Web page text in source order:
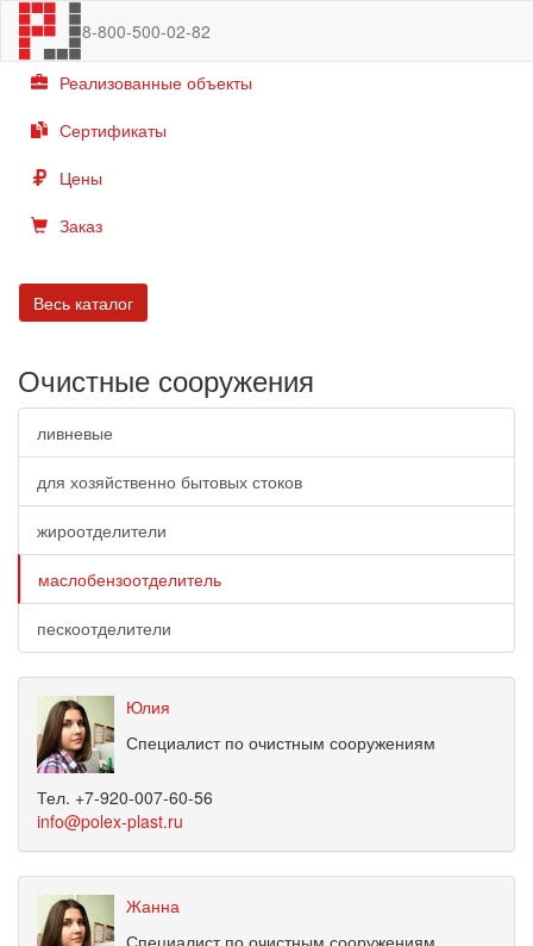
8-800-500-02-82
Каталог
Реализованные объекты
Сертификаты
Цены
Заказ
Весь каталог
Очистные сооружения
ливневые
для хозяйственно бытовых стоков
жироотделители
маслобензоотделитель
пескоотделители
Юлия
Специалист по очистным сооружениям
Тел. +7-920-007-60-56
info@polex-plast.ru
Жанна
Специалист по очистным сооружениям